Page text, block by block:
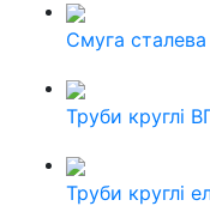
Смуга сталева
Труби круглі
Труби круглі